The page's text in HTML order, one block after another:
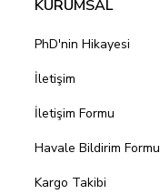
KURUMSAL
PhD'nin Hikayesi
İletişim
İletişim Formu
Havale Bildirim Formu
Kargo Takibi